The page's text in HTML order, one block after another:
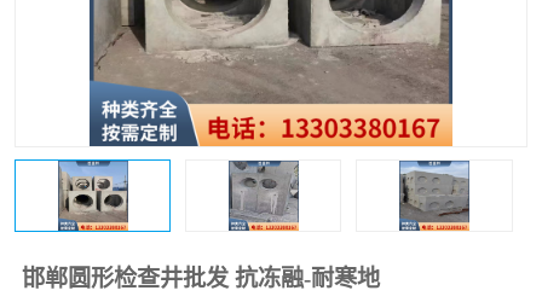
邯郸圆形检查井批发 抗冻融-耐寒地